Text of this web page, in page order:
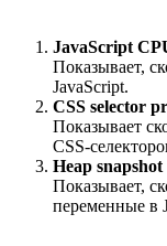
JavaScript
Показывает,
JavaScript.
CSS selector
Показывает
CSS-
Heap snapshot
Показывает,
переменные в